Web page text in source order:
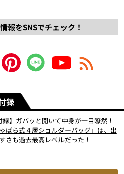
報をSNSでチェック！
録
録】ガバッと開いて中身が一目瞭然！
ばら式４層ショルダーバッグ」は、出
さも過去最高レベルだった！